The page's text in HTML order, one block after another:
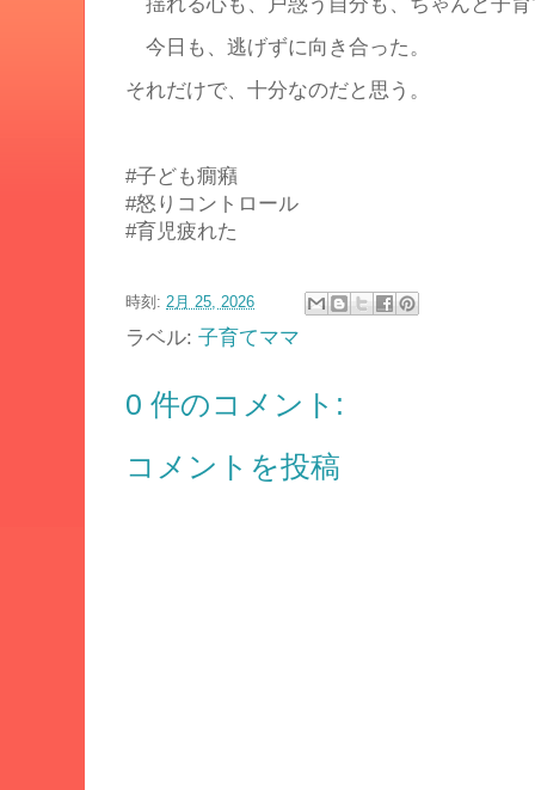
今日も、逃げずに向き合った。
それだけで、十分なのだと思う。
#子ども癇癪
#怒りコントロール
#育児疲れた
時刻: 2月 25, 2026
ラベル: 子育てママ
0 件のコメント:
コメントを投稿